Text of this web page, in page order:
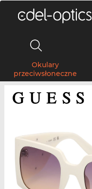
Okulary
przeciwsłoneczne